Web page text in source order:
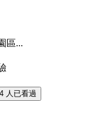
區...
4 人已看過